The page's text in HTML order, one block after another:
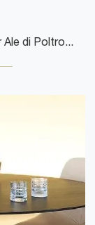
Clicca e scopri di più sulla seduta Ginger Ale di Poltrona Frau in pelle: le più belle Sedie fisse moderne ti aspettano.